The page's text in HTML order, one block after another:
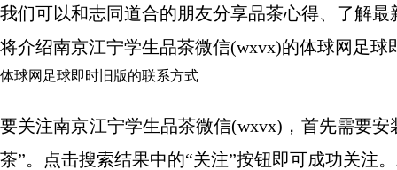
我们可以和志同道合的朋友分享品茶心得、了解
将介绍南京江宁学生品茶微信(wxvx)的体球网足
体球网足球即时旧版的联系方式
要关注南京江宁学生品茶微信(wxvx)，首先需要
茶”。点击搜索结果中的“关注”按钮即可成功关注